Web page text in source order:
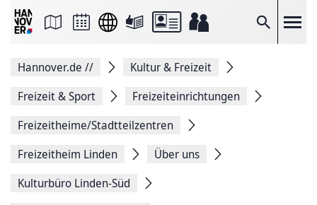
Suche
Seite
Facebook
teilen
Seitenlink
Seite
Hannover.de //
Kultur & Freizeit
Freizeit & Sport
Freizeiteinrichtungen
Freizeitheime/Stadtteilzentren
Freizeitheim Linden
Über uns
Kulturbüro Linden-Süd